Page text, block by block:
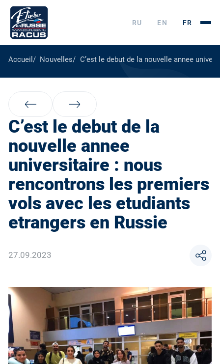
RU EN FR
Accueil Nouvelles C’est le debut de la nouvelle annee
C’est le debut de la
nouvelle annee
universitaire : nous
rencontrons les premiers
vols avec les etudiants
etrangers en Russie
27.09.2023